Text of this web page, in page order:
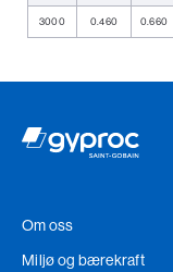
3000 0.460 0.660
Om oss
Miljø og bærekraft